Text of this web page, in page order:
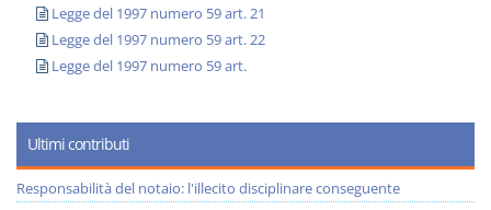
Legge del 1997 numero 59 art. 21
Legge del 1997 numero 59 art. 22
Legge del 1997 numero 59 art.
Ultimi contributi
Responsabilità del notaio: l'illecito disciplinare conseguente